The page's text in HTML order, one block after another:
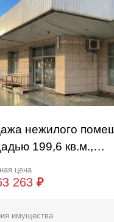
нежилого
199,6 кв.м.,
по
вн.тер.г.
цена
263 ₽
имущества